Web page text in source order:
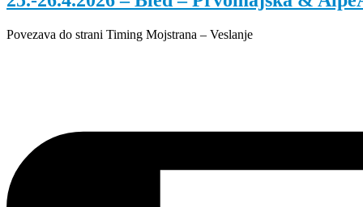
Povezava do strani Timing Mojstrana – Veslanje